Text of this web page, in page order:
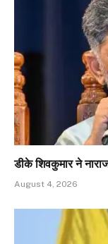
डीके शिवकुमार ने
August 4, 2026